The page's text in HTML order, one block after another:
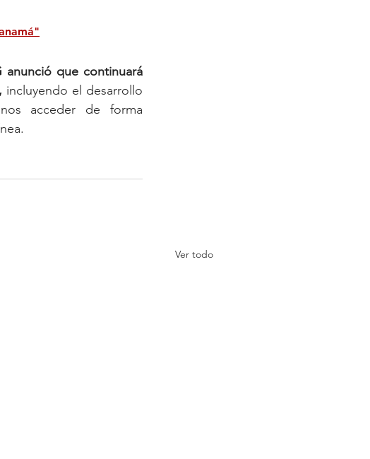
anunció que continuará
incluyendo el desarrollo
acceder de forma
Ver todo